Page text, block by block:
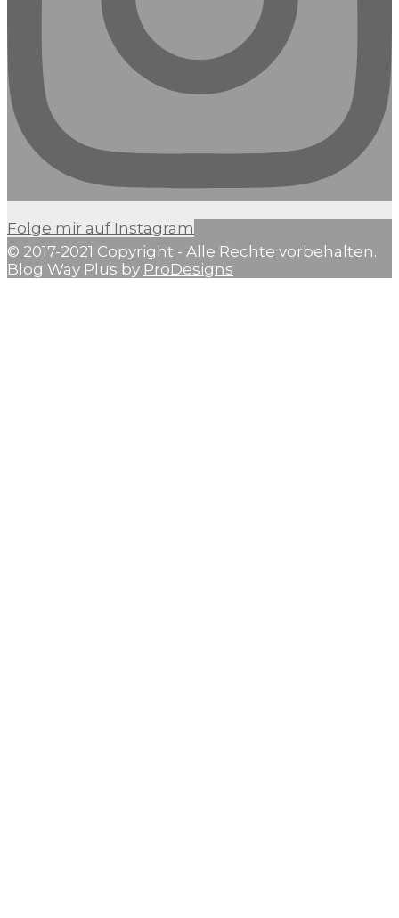
Folge mir auf Instagram
© 2017-2021 Copyright - Alle Rechte vorbehalten.
Blog Way Plus by ProDesigns